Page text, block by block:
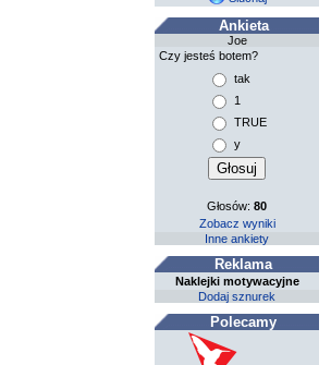
Ankieta
Joe
Czy jesteś botem?
tak
1
TRUE
y
Głosów:80
Zobacz wyniki
Inne ankiety
Reklama
Naklejki motywacyjne
Dodaj sznurek
Polecamy